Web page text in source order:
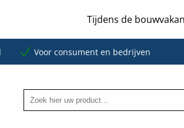
Tijdens de
Voor consument en bedrijven